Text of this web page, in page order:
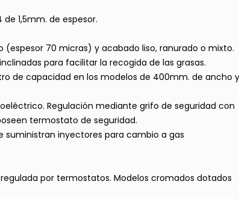
1,5mm. de espesor.
70 micras) y acabado liso, ranurado o mixto.
para facilitar la recogida de las grasas.
de capacidad en los modelos de 400mm. de ancho y
Regulación mediante grifo de seguridad con
termostato de seguridad.
suministran inyectores para cambio a gas
por termostatos. Modelos cromados dotados